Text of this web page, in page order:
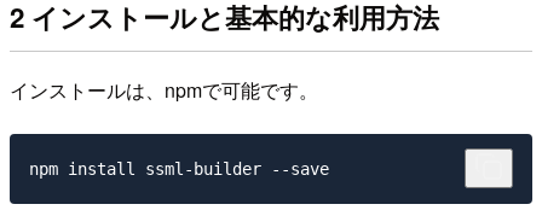
2 インストールと基本的な利用方法
インストールは、npmで可能です。